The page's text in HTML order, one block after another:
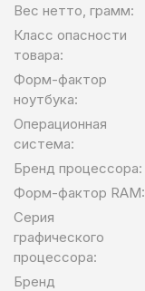
Вес нетто, грамм:
Класс опасности
товара:
Форм-фактор
ноутбука:
Операционная
система:
Бренд процессора:
Форм-фактор RAM:
Серия
графического
процессора:
Бренд